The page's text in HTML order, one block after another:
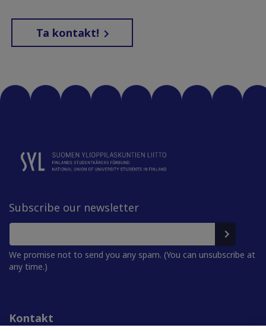
Ta kontakt!
Subscribe our newsletter
We promise not to send you any spam. (You can unsubscribe at
any time.)
Kontakt